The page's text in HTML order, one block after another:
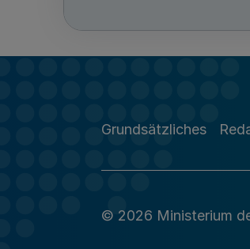
Grundsätzliches
© 2026 Ministerium